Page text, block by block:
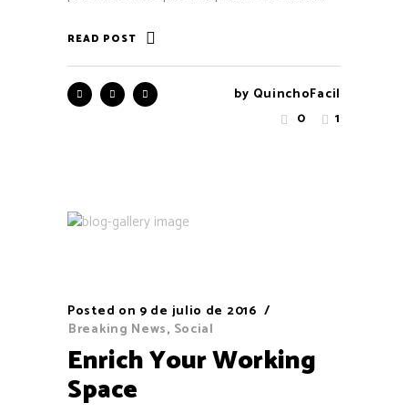
READ POST
by QuinchoFacil
0
1
Posted on 9 de julio de 2016
Breaking News, Social
Enrich Your Working
Space